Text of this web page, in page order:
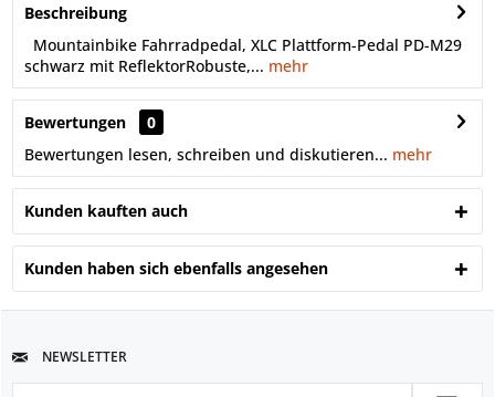
Beschreibung
Mountainbike Fahrradpedal, XLC Plattform-Pedal PD-M29
schwarz mit ReflektorRobuste,... mehr
Bewertungen
0
Bewertungen lesen, schreiben und diskutieren... mehr
Kunden kauften auch
Kunden haben sich ebenfalls angesehen
NEWSLETTER